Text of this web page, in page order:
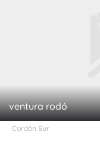
ventura rodó
Cordón Sur